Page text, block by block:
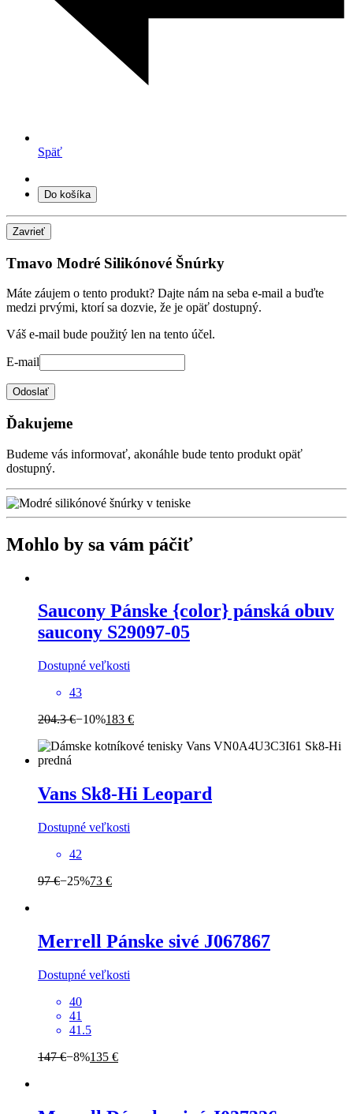
Späť
Do košíka
Zavrieť
Tmavo Modré Silikónové Šnúrky
Máte záujem o tento produkt? Dajte nám na seba e-mail a buďte
medzi prvými, ktorí sa dozvie, že je opäť dostupný.
Váš e-mail bude použitý len na tento účel.
E-mail
Odoslať
Ďakujeme
Budeme vás informovať, akonáhle bude tento produkt opäť
dostupný.
Mohlo by sa vám páčiť
Saucony Pánske {color} pánská obuv
saucony S29097-05
Dostupné veľkosti
43
204.3 €−10%183 €
Vans Sk8-Hi Leopard
Dostupné veľkosti
42
97 €−25%73 €
Merrell Pánske sivé J067867
Dostupné veľkosti
40
41
41.5
147 €−8%135 €